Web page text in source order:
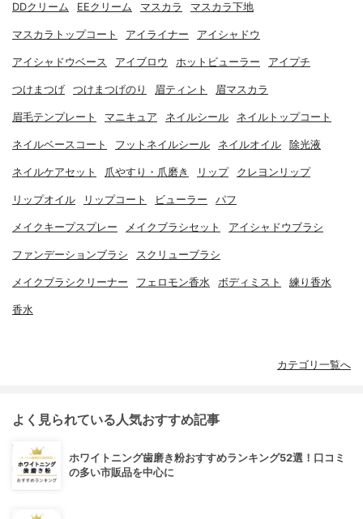
DDクリーム EEクリーム マスカラ マスカラ下地
マスカラトップコート アイライナー アイシャドウ
アイシャドウベース アイブロウ ホットビューラー アイプチ
つけまつげ つけまつげのり 眉ティント 眉マスカラ
眉毛テンプレート マニキュア ネイルシール ネイルトップコート
ネイルベースコート フットネイルシール ネイルオイル 除光液
ネイルケアセット 爪やすり・爪磨き リップ クレヨンリップ
リップオイル リップコート ビューラー パフ
メイクキープスプレー メイクブラシセット アイシャドウブラシ
ファンデーションブラシ スクリューブラシ
メイクブラシクリーナー フェロモン香水 ボディミスト 練り香水
香水
カテゴリ一覧へ
よく見られている人気おすすめ記事
ホワイトニング歯磨き粉おすすめランキング52選！口コミ
の多い市販品を中心に